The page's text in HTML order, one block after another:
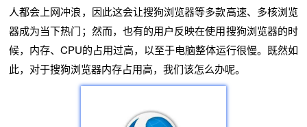
人都会上网冲浪，因此这会让搜狗浏览器等多款高速、多核浏览
器成为当下热门；然而，也有的用户反映在使用搜狗浏览器的时
候，内存、CPU的占用过高，以至于电脑整体运行很慢。既然如
此，对于搜狗浏览器内存占用高，我们该怎么办呢。